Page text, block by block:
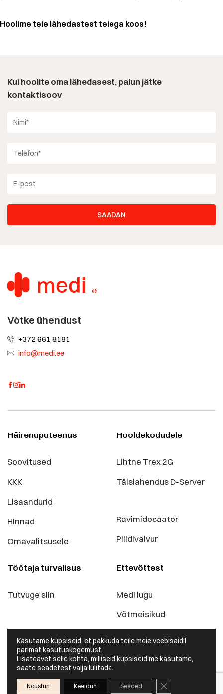
Hoolime teie lähedastest teiega koos!
Kasutame küpsiseid, et pakkuda teile meie veebisaidil
parimat kasutuskogemust.
Lisateavet selle kohta, milliseid küpsiseid me kasutame,
saateseadetest välja lülitada.
Nõustun Keeldun Seaded Sulge GDPR
Kui hoolite oma lähedasest, palun jätke
kontaktisoov
Võtke ühendust
+372 661 8181
info@medi.ee
Häirenuputeenus
Soovitused
KKK
Lisaandurid
Hinnad
Omavalitsusele
Hooldekodudele
Lihtne Trex 2G
Täislahendus D-Server
Ravimidosaator
Pliidivalvur
Töötaja turvalisus
Tutvuge siin
Ettevõttest
Medi lugu
Võtmeisikud
Kontaktid